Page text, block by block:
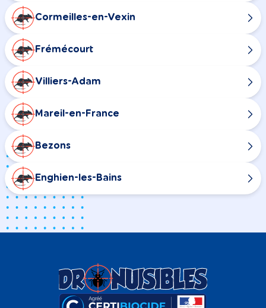
Cormeilles-en-Vexin
Frémécourt
Villiers-Adam
Mareil-en-France
Bezons
Enghien-les-Bains